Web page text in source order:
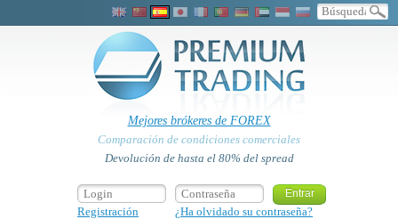
Mejores brókeres de FOREX
Comparación de condiciones comerciales
Devolución de hasta el 80% del spread
Registración ¿Ha olvidado su contraseña?